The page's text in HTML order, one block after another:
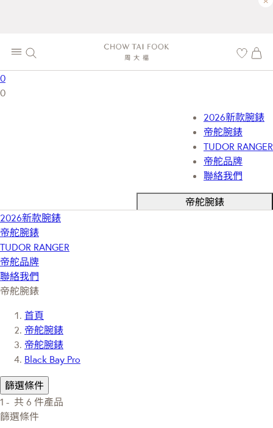
0
0
2026新款腕錶
帝舵腕錶
TUDOR RANGER
帝舵品牌
聯絡我們
帝舵腕錶
2026新款腕錶
帝舵腕錶
TUDOR RANGER
帝舵品牌
聯絡我們
帝舵腕錶
首頁
帝舵腕錶
帝舵腕錶
Black Bay Pro
篩選條件
1 - 共 6 件產品
篩選條件